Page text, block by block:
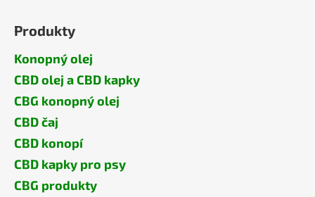
Produkty
Konopný olej
CBD olej a CBD kapky
CBG konopný olej
CBD čaj
CBD konopí
CBD kapky pro psy
CBG produkty